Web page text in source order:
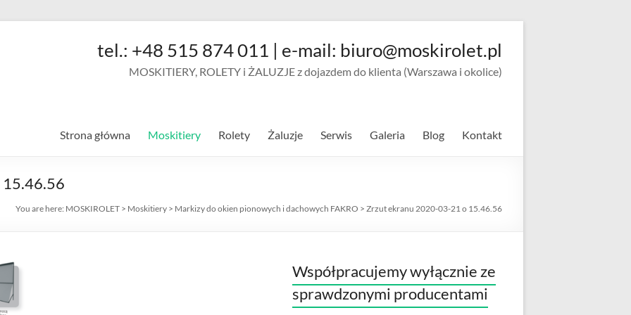
tel.: +48 515 874 011 | e-mail: biuro@moskirolet.pl
MOSKITIERY, ROLETY i ŻALUZJE z dojazdem do klienta (Warszawa i okolice)
Strona główna Moskitiery Rolety Żaluzje Serwis Galeria Blog Kontakt
You are here: MOSKIROLET > Moskitiery > Markizy do okien pionowych i dachowych FAKRO > Zrzut ekranu 2020-03-21 o 15.46.56
Współpracujemy wyłącznie ze
sprawdzonymi producentami